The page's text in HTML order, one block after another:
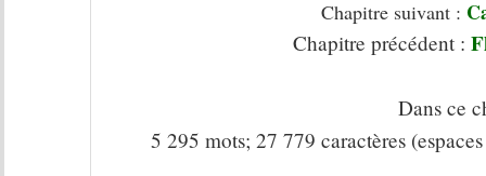
Chapitre suivant :
Chapitre précédent :
Dans ce
5 295 mots; 27 779 caractères